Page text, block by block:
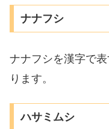
ナナフシ
ナナフシを漢字で表
ります。
ハサミムシ